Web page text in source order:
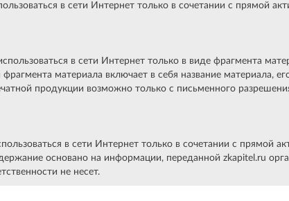
в сети Интернет только в сочетании с прямой
в сети Интернет только в виде фрагмента
материала включает в себя название материала,
продукции возможно только с письменного
в сети Интернет только в сочетании с прямой
основано на информации, переданной zkapitel.ru
не несет.